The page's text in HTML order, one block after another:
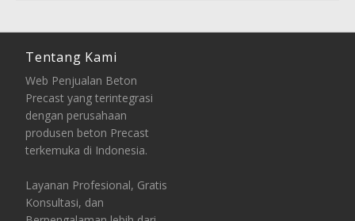
Tentang Kami
Web Penjualan Beton
Precast yang terintegrasi
dengan perusahaan
produsen beton Precast
terkemuka di Indonesia.
Layanan Profesional, Gratis
Konsultasi, dan